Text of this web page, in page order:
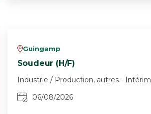
vGuingamp
Soudeur (H/F)
Industrie / Production, autres - Intérim
06/08/2026